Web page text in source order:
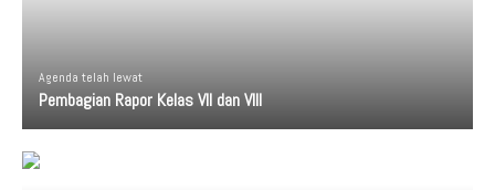
Agenda telah lewat
Pembagian Rapor Kelas VII dan VIII